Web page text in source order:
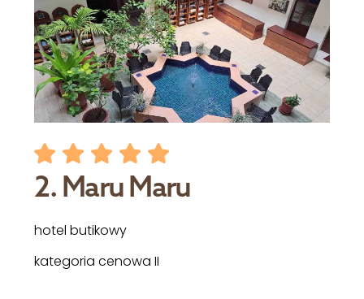
2. Maru Maru
hotel butikowy
kategoria cenowa II